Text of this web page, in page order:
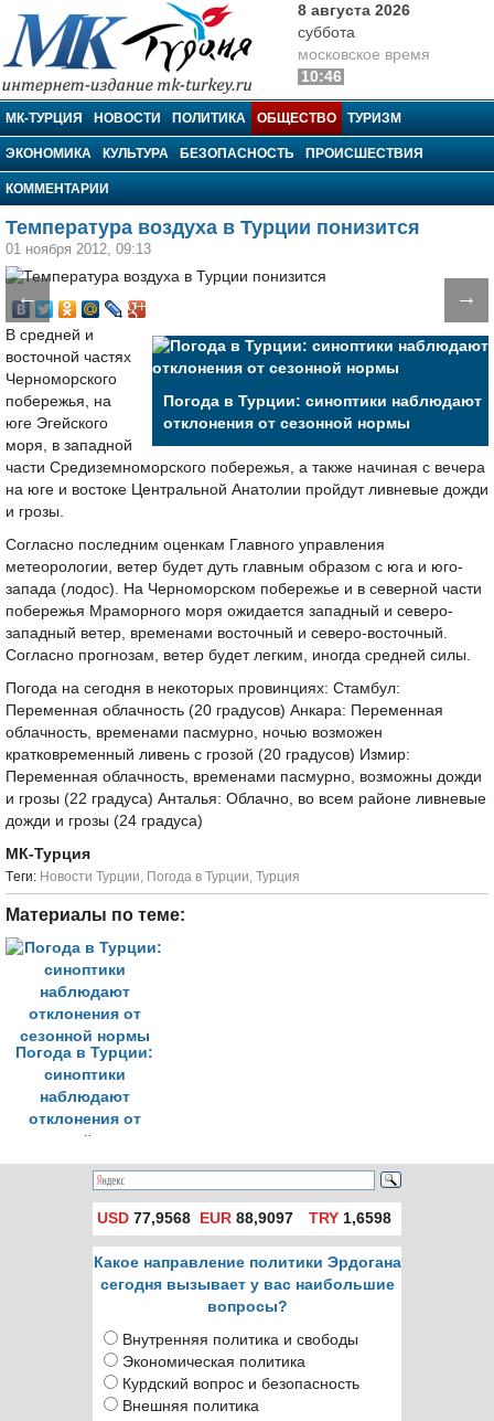
МК-Турция
8 августа 2026
суббота
московское время
10:46
МК-ТУРЦИЯ НОВОСТИ ПОЛИТИКА ОБЩЕСТВО ТУРИЗМ
ЭКОНОМИКА КУЛЬТУРА БЕЗОПАСНОСТЬ ПРОИСШЕСТВИЯ
КОММЕНТАРИИ
Температура воздуха в Турции понизится
01 ноября 2012, 09:13
← →
Погода в Турции: синоптики наблюдают
отклонения от сезонной нормы
В средней и
восточной частях
Черноморского
побережья, на
юге Эгейского
моря, в западной
части Средиземноморского побережья, а также начиная с вечера
на юге и востоке Центральной Анатолии пройдут ливневые дожди
и грозы.
Согласно последним оценкам Главного управления
метеорологии, ветер будет дуть главным образом с юга и юго-
запада (лодос). На Черноморском побережье и в северной части
побережья Мраморного моря ожидается западный и северо-
западный ветер, временами восточный и северо-восточный.
Согласно прогнозам, ветер будет легким, иногда средней силы.
Погода на сегодня в некоторых провинциях: Стамбул:
Переменная облачность (20 градусов) Анкара: Переменная
облачность, временами пасмурно, ночью возможен
кратковременный ливень с грозой (20 градусов) Измир:
Переменная облачность, временами пасмурно, возможны дожди
и грозы (22 градуса) Анталья: Облачно, во всем районе ливневые
дожди и грозы (24 градуса)
МК-Турция
Tеги: Новости Турции, Погода в Турции, Турция
Материалы по теме:
Погода в Турции:
синоптики
наблюдают
отклонения от
сезонной нормы
USD 77,9568 EUR 88,9097 TRY1,6598
Какое направление политики Эрдогана
сегодня вызывает у вас наибольшие
вопросы?
Внутренняя политика и свободы
Экономическая политика
Курдский вопрос и безопасность
Внешняя политика